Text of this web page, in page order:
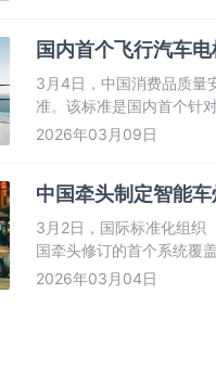
国内首个飞行汽车
3月4日，中国消费品质量
准。该标准是国内首个针
安全边界、性能评价及验
2026年03月09日
中国牵头制定智能
3月2日，国际标准化组织
国牵头修订的首个系统覆
术标准领域的影响力进一步
2026年03月04日